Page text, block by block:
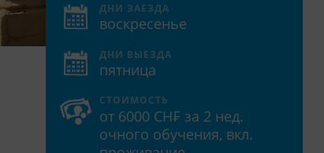
ДНИ ЗАЕЗДА
воскресенье
ДНИ ВЫЕЗДА
пятница
СТОИМОСТЬ
от 6000 CH₣ за 2 нед.
очного обучения, вкл.